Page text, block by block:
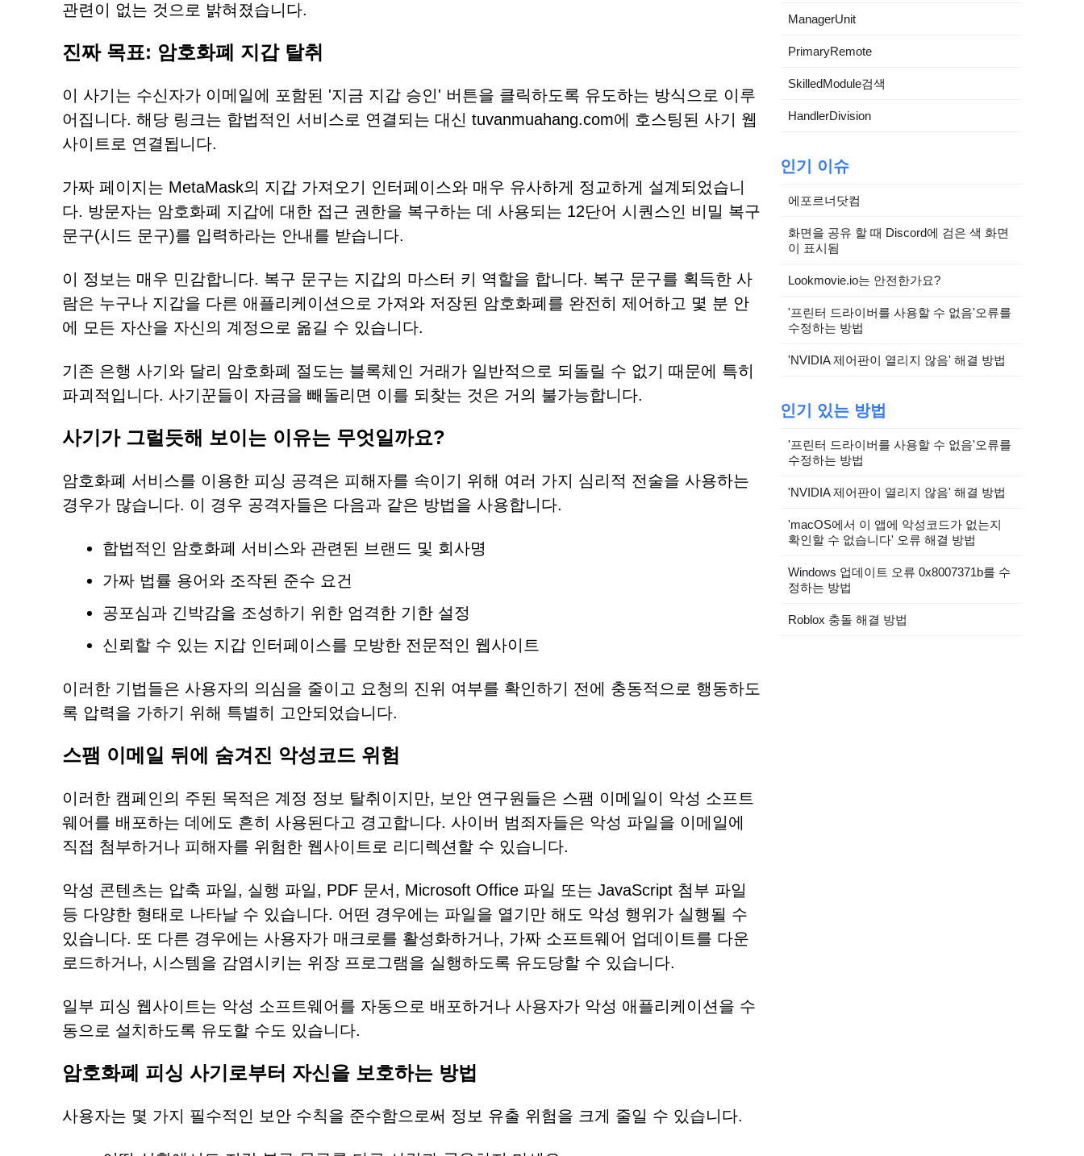
관련이 없는 것으로 밝혀졌습니다.
진짜 목표: 암호화폐 지갑 탈취
이 사기는 수신자가 이메일에 포함된 '지금 지갑 승인' 버튼을 클릭하도록 유도하는 방식으로 이루
어집니다. 해당 링크는 합법적인 서비스로 연결되는 대신 tuvanmuahang.com에 호스팅된 사기 웹
사이트로 연결됩니다.
가짜 페이지는 MetaMask의 지갑 가져오기 인터페이스와 매우 유사하게 정교하게 설계되었습니
다. 방문자는 암호화폐 지갑에 대한 접근 권한을 복구하는 데 사용되는 12단어 시퀀스인 비밀 복구
문구(시드 문구)를 입력하라는 안내를 받습니다.
이 정보는 매우 민감합니다. 복구 문구는 지갑의 마스터 키 역할을 합니다. 복구 문구를 획득한 사
람은 누구나 지갑을 다른 애플리케이션으로 가져와 저장된 암호화폐를 완전히 제어하고 몇 분 안
에 모든 자산을 자신의 계정으로 옮길 수 있습니다.
기존 은행 사기와 달리 암호화폐 절도는 블록체인 거래가 일반적으로 되돌릴 수 없기 때문에 특히
파괴적입니다. 사기꾼들이 자금을 빼돌리면 이를 되찾는 것은 거의 불가능합니다.
사기가 그럴듯해 보이는 이유는 무엇일까요?
암호화폐 서비스를 이용한 피싱 공격은 피해자를 속이기 위해 여러 가지 심리적 전술을 사용하는
경우가 많습니다. 이 경우 공격자들은 다음과 같은 방법을 사용합니다.
합법적인 암호화폐 서비스와 관련된 브랜드 및 회사명
가짜 법률 용어와 조작된 준수 요건
공포심과 긴박감을 조성하기 위한 엄격한 기한 설정
신뢰할 수 있는 지갑 인터페이스를 모방한 전문적인 웹사이트
이러한 기법들은 사용자의 의심을 줄이고 요청의 진위 여부를 확인하기 전에 충동적으로 행동하도
록 압력을 가하기 위해 특별히 고안되었습니다.
스팸 이메일 뒤에 숨겨진 악성코드 위험
이러한 캠페인의 주된 목적은 계정 정보 탈취이지만, 보안 연구원들은 스팸 이메일이 악성 소프트
웨어를 배포하는 데에도 흔히 사용된다고 경고합니다. 사이버 범죄자들은 악성 파일을 이메일에
직접 첨부하거나 피해자를 위험한 웹사이트로 리디렉션할 수 있습니다.
악성 콘텐츠는 압축 파일, 실행 파일, PDF 문서, Microsoft Office 파일 또는 JavaScript 첨부 파일
등 다양한 형태로 나타날 수 있습니다. 어떤 경우에는 파일을 열기만 해도 악성 행위가 실행될 수
있습니다. 또 다른 경우에는 사용자가 매크로를 활성화하거나, 가짜 소프트웨어 업데이트를 다운
로드하거나, 시스템을 감염시키는 위장 프로그램을 실행하도록 유도당할 수 있습니다.
일부 피싱 웹사이트는 악성 소프트웨어를 자동으로 배포하거나 사용자가 악성 애플리케이션을 수
동으로 설치하도록 유도할 수도 있습니다.
암호화폐 피싱 사기로부터 자신을 보호하는 방법
사용자는 몇 가지 필수적인 보안 수칙을 준수함으로써 정보 유출 위험을 크게 줄일 수 있습니다.
ManagerUnit
PrimaryRemote
SkilledModule검색
HandlerDivision
인기 이슈
에포르너닷컴
화면을 공유 할 때 Discord에 검은 색 화면
이 표시됨
Lookmovie.io는 안전한가요?
'프린터 드라이버를 사용할 수 없음'오류를
수정하는 방법
'NVIDIA 제어판이 열리지 않음' 해결 방법
인기 있는 방법
'프린터 드라이버를 사용할 수 없음'오류를
수정하는 방법
'NVIDIA 제어판이 열리지 않음' 해결 방법
'macOS에서 이 앱에 악성코드가 없는지
확인할 수 없습니다' 오류 해결 방법
Windows 업데이트 오류 0x8007371b를 수
정하는 방법
Roblox 충돌 해결 방법